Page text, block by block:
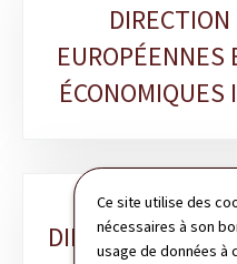
Ce site utilise des
nécessaires à son
usage de données à
EUROPÉENNES
DIRECTION DU